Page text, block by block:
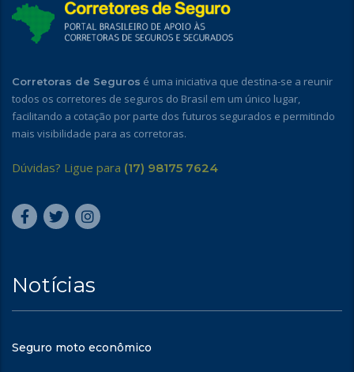
Corretoras de Seguros é uma iniciativa que destina-se a reunir
todos os corretores de seguros do Brasil em um único lugar,
facilitando a cotação por parte dos futuros segurados e permitindo
mais visibilidade para as corretoras.
Dúvidas? Ligue para (17) 98175 7624
Notícias
Seguro moto econômico